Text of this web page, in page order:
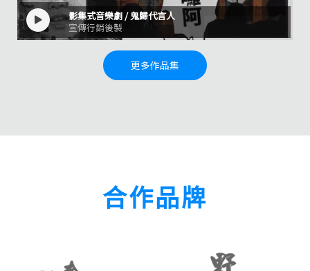
影集式音樂劇 / 鬼歸代言人
宣傳行銷後製
更多作品集
合作品牌